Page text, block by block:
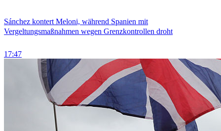
Sánchez kontert Meloni, während Spanien mit
Vergeltungsmaßnahmen wegen Grenzkontrollen droht
17:47